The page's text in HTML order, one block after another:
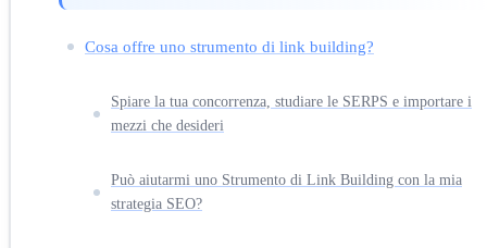
Cosa offre uno strumento di link building?
Spiare la tua concorrenza, studiare le SERPS e importare i
mezzi che desideri
Può aiutarmi uno Strumento di Link Building con la mia
strategia SEO?